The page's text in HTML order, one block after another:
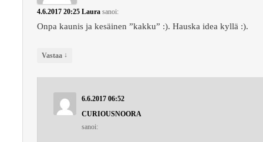
4.6.2017 20:25 Laura sanoi:
Onpa kaunis ja kesäinen ”kakku” :). Hauska idea kyllä :).
Vastaa ↓
6.6.2017 06:52
CURIOUSNOORA
sanoi: